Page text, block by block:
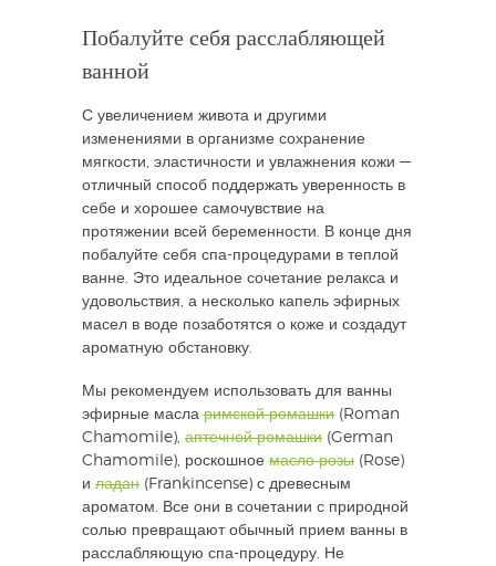
Побалуйте себя расслабляющей
ванной
С увеличением живота и другими
изменениями в организме сохранение
мягкости, эластичности и увлажнения кожи —
отличный способ поддержать уверенность в
себе и хорошее самочувствие на
протяжении всей беременности. В конце дня
побалуйте себя спа-процедурами в теплой
ванне. Это идеальное сочетание релакса и
удовольствия, а несколько капель эфирных
масел в воде позаботятся о коже и создадут
ароматную обстановку.
Мы рекомендуем использовать для ванны
эфирные масла римской ромашки (Roman
Chamomile), аптечной ромашки (German
Chamomile), роскошное масло розы (Rose)
и ладан (Frankincense) с древесным
ароматом. Все они в сочетании с природной
солью превращают обычный прием ванны в
расслабляющую спа-процедуру. Не